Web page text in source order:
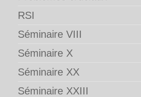
RSI
Séminaire VIII
Séminaire X
Séminaire XX
Séminaire XXIII